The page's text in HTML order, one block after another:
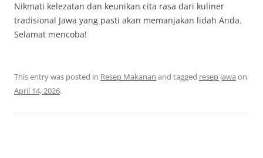
Nikmati kelezatan dan keunikan cita rasa dari kuliner
tradisional Jawa yang pasti akan memanjakan lidah Anda.
Selamat mencoba!
This entry was posted in Resep Makanan and tagged resep jawa on
April 14, 2026.